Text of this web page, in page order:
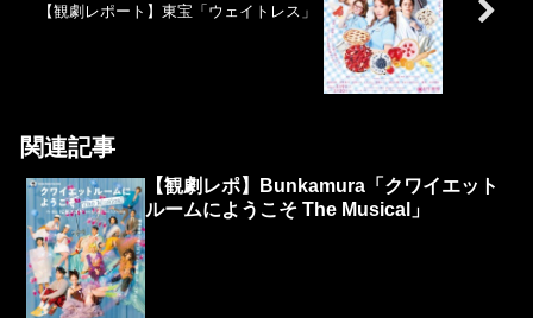
【観劇レポート】東宝「ウェイトレス」
関連記事
【観劇レポ】Bunkamura「クワイエット
ルームにようこそ The Musical」